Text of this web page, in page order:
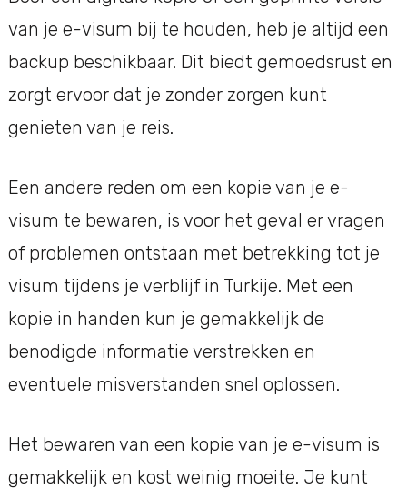
van je e-visum bij te houden, heb je altijd een
backup beschikbaar. Dit biedt gemoedsrust en
zorgt ervoor dat je zonder zorgen kunt
genieten van je reis.
Een andere reden om een kopie van je e-
visum te bewaren, is voor het geval er vragen
of problemen ontstaan met betrekking tot je
visum tijdens je verblijf in Turkije. Met een
kopie in handen kun je gemakkelijk de
benodigde informatie verstrekken en
eventuele misverstanden snel oplossen.
Het bewaren van een kopie van je e-visum is
gemakkelijk en kost weinig moeite. Je kunt